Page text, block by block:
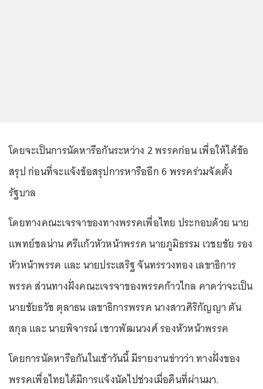
โดยจะเป็นการนัดหารือกันระหว่าง 2 พรรคก่อน เพื่อให้ได้ข้อ
สรุป ก่อนที่จะแจ้งข้อสรุปการหารืออีก 6 พรรคร่วมจัดตั้ง
รัฐบาล
โดยทางคณะเจรจาของทางพรรคเพื่อไทย ประกอบด้วย นาย
แพทย์ชลน่าน ศรีแก้วหัวหน้าพรรค นายภูมิธรรม เวชยชัย รอง
หัวหน้าพรรค และ นายประเสริฐ จันทรรวงทอง เลขาธิการ
พรรค ส่วนทางฝั่งคณะเจรจาของพรรคก้าวไกล คาดว่าจะเป็น
นายชัยธวัช ตุลาธน เลขาธิการพรรค นางสาวศิริกัญญา ตัน
สกุล และ นายพิจารณ์ เชาวพัฒนวงศ์ รองหัวหน้าพรรค
โดยการนัดหารือกันในเช้าวันนี้ มีรายงานข่าวว่า ทางฝั่งของ
พรรคเพื่อไทยได้มีการแจ้งนัดไปช่วงเมื่อคืนที่ผ่านมา.